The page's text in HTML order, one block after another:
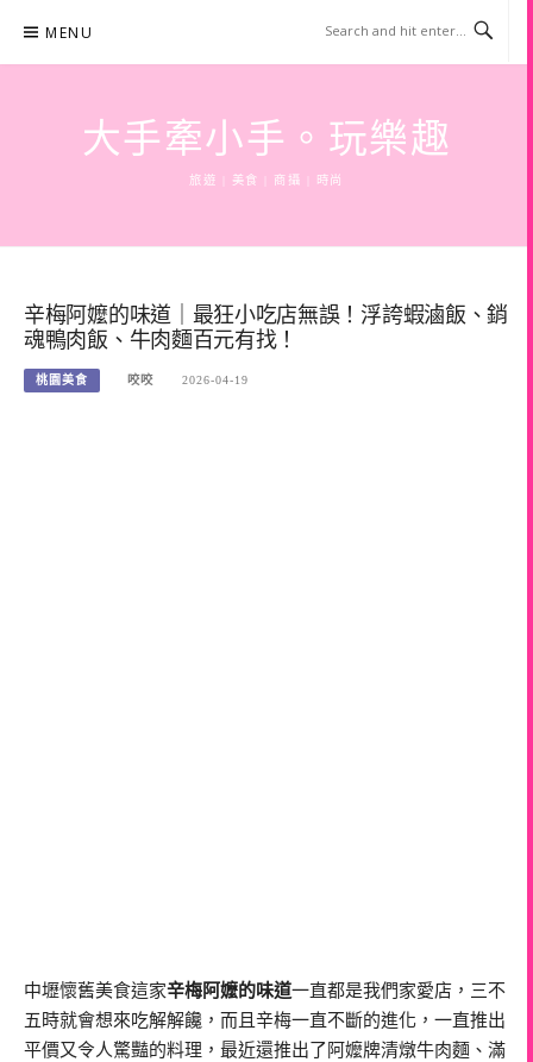
content
MENU
大手牽小手。玩樂趣
旅遊 | 美食 | 商攝 | 時尚
辛梅阿嬤的味道｜最狂小吃店無誤！浮誇蝦滷飯、銷
魂鴨肉飯、牛肉麵百元有找！
桃園美食 咬咬 2026-04-19
中壢懷舊美食這家辛梅阿嬤的味道一直都是我們家愛店，三不
五時就會想來吃解解饞，而且辛梅一直不斷的進化，一直推出
平價又令人驚豔的料理，最近還推出了阿嬤牌清燉牛肉麵、滿